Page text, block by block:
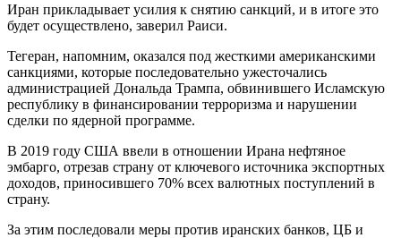
Иран прикладывает усилия к снятию санкций, и в итоге это
будет осуществлено, заверил Раиси.
Тегеран, напомним, оказался под жесткими американскими
санкциями, которые последовательно ужесточались
администрацией Дональда Трампа, обвинившего Исламскую
республику в финансировании терроризма и нарушении
сделки по ядерной программе.
В 2019 году США ввели в отношении Ирана нефтяное
эмбарго, отрезав страну от ключевого источника экспортных
доходов, приносившего 70% всех валютных поступлений в
страну.
За этим последовали меры против иранских банков, ЦБ и